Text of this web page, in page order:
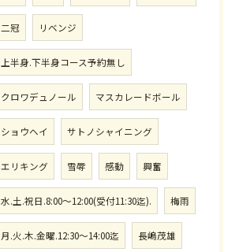
二冠 リベンジ
上半身.下半身コース予約無し
クロワデュノール マスカレードボール
ショウヘイ サトノシャイニング
エリキング 雪辱 感動 興奮
水.土.祝日.8:00〜12:00(受付11:30迄). 梅雨
月.火.木.金曜.12:30〜14:00迄 長嶋茂雄